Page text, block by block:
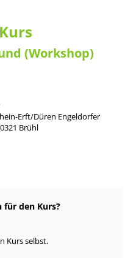
(Workshop)
Erft/Düren Engeldorfer
Brühl
den Kurs?
Kurs selbst.